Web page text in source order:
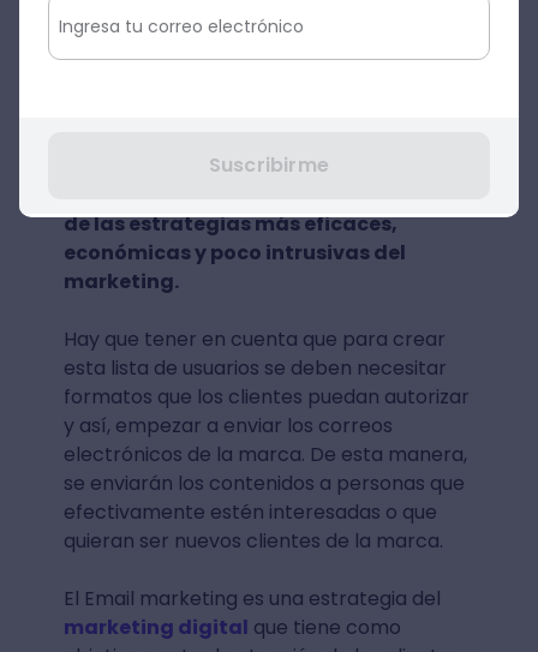
El Email Marketing es el tipo de marketing
una lista de clientes potenciales y
de las estrategias más eficaces,
económicas y poco intrusivas del
marketing.
Hay que tener en cuenta que para crear
esta lista de usuarios se deben necesitar
formatos que los clientes puedan autorizar
y así, empezar a enviar los correos
electrónicos de la marca. De esta manera,
se enviarán los contenidos a personas que
efectivamente estén interesadas o que
quieran ser nuevos clientes de la marca.
El Email marketing es una estrategia del
marketing digital que tiene como
Suscribirme